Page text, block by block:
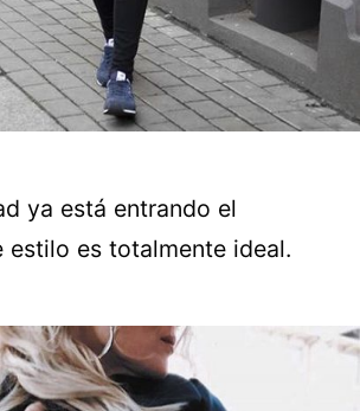
ya está entrando el
estilo es totalmente ideal.